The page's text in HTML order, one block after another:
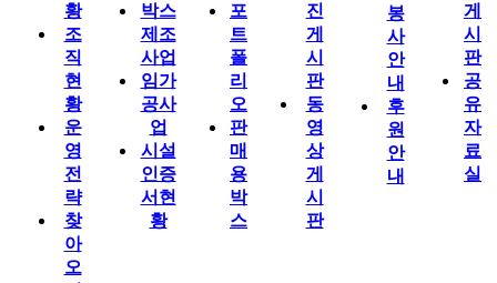
황
조
직
현
황
운
영
전
략
찾
아
오
박스
제조
사업
임가
공사
업
시설
인증
서현
황
포
트
폴
리
오
판
매
용
박
스
진
게
시
판
동
영
상
게
시
판
봉
사
안
내
후
원
안
내
게
시
판
공
유
자
료
실